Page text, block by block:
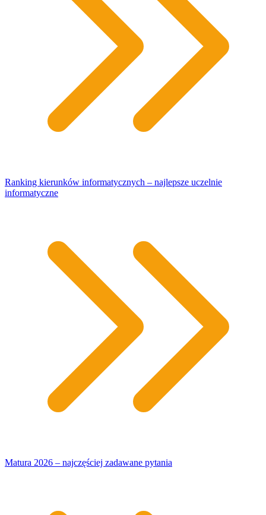
Ranking kierunków informatycznych – najlepsze uczelnie
informatyczne
Matura 2026 – najczęściej zadawane pytania